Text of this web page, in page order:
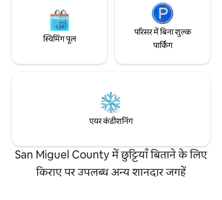
स्विमिंग पूल
परिसर में बिना शुल्क
पार्किंग
एयर कंडीशनिंग
San Miguel County में छुट्टियाँ बिताने के लिए
किराए पर उपलब्ध अन्य शानदार जगहें